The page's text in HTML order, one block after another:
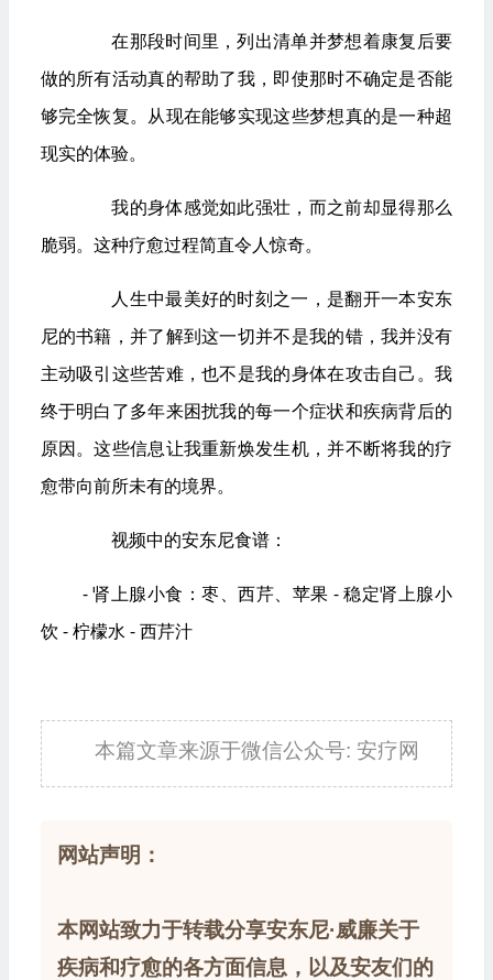
做的所有活动真的帮助了我，即使那时不确定是否能
够完全恢复。从现在能够实现这些梦想真的是一种超
现实的体验。
脆弱。这种疗愈过程简直令人惊奇。
尼的书籍，并了解到这一切并不是我的错，我并没有
主动吸引这些苦难，也不是我的身体在攻击自己。我
终于明白了多年来困扰我的每一个症状和疾病背后的
原因。这些信息让我重新焕发生机，并不断将我的疗
愈带向前所未有的境界。
视频中的安东尼食谱：
- 肾上腺小食：枣、西芹、苹果 - 稳定肾上腺小
饮 - 柠檬水 - 西芹汁
本篇文章来源于微信公众号: 安疗网
网站声明：
本网站致力于转载分享安东尼·威廉关于
疾病和疗愈的各方面信息，以及安友们的